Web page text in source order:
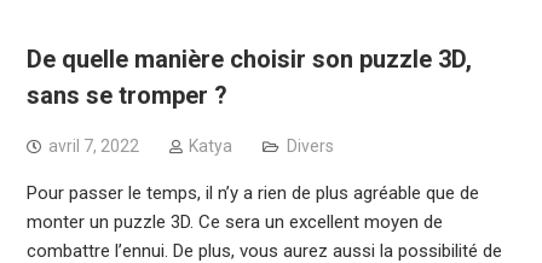
De quelle manière choisir son puzzle 3D,
sans se tromper ?
avril 7, 2022 Katya Divers
Pour passer le temps, il n’y a rien de plus agréable que de
monter un puzzle 3D. Ce sera un excellent moyen de
combattre l’ennui. De plus, vous aurez aussi la possibilité de